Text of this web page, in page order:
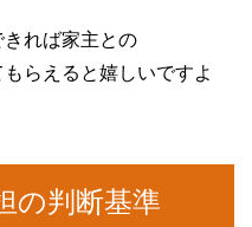
れば家主との
らえると嬉しいですよ
の判断基準